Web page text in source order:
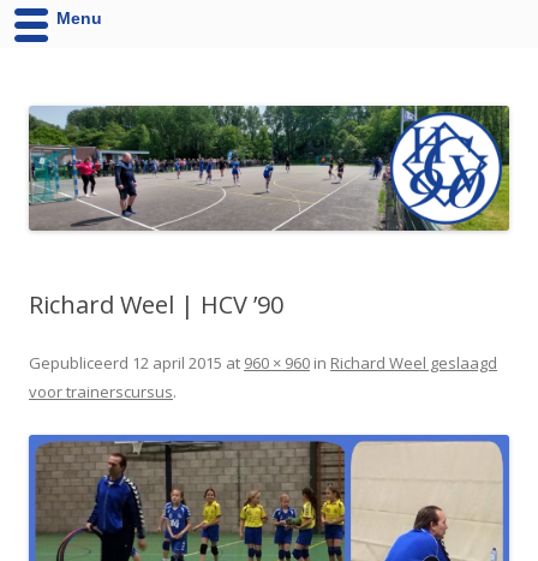
Richard Weel | HCV ’90
Gepubliceerd 12 april 2015 at 960 × 960 in Richard Weel geslaagd
voor trainerscursus.
Menu